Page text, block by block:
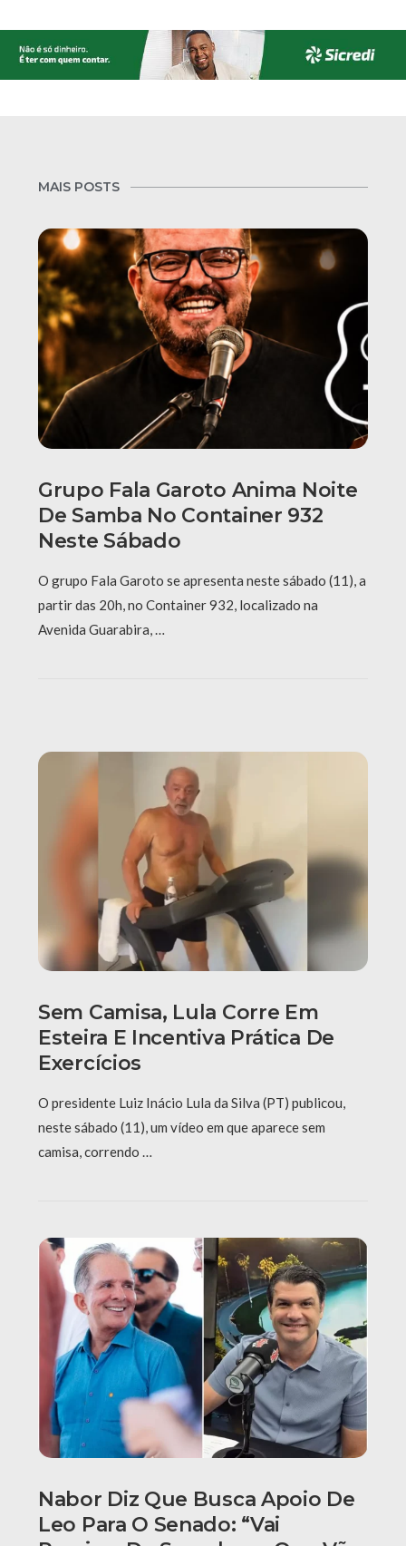
MAIS POSTS
Grupo Fala Garoto Anima Noite
De Samba No Container 932
Neste Sábado
O grupo Fala Garoto se apresenta neste sábado (11), a
partir das 20h, no Container 932, localizado na
Avenida Guarabira, …
Sem Camisa, Lula Corre Em
Esteira E Incentiva Prática De
Exercícios
O presidente Luiz Inácio Lula da Silva (PT) publicou,
neste sábado (11), um vídeo em que aparece sem
camisa, correndo …
Nabor Diz Que Busca Apoio De
Leo Para O Senado: “Vai